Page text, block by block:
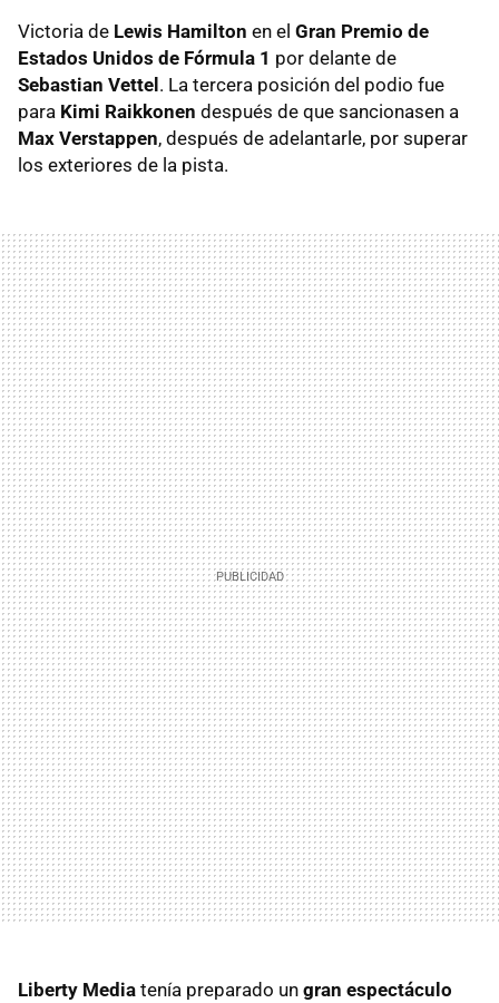
Victoria de Lewis Hamilton en el Gran Premio de
Estados Unidos de Fórmula 1 por delante de
Sebastian Vettel. La tercera posición del podio fue
para Kimi Raikkonen después de que sancionasen a
Max Verstappen, después de adelantarle, por superar
los exteriores de la pista.
Liberty Media tenía preparado un gran espectáculo